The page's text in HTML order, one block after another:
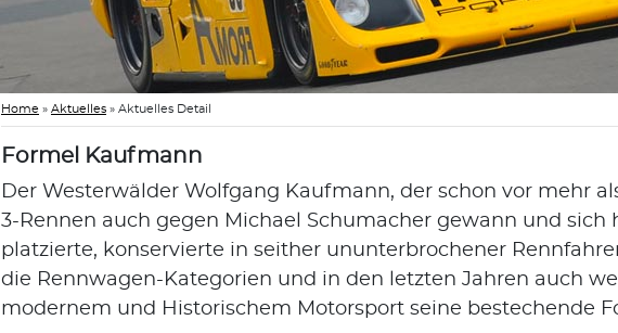
Home » Aktuelles » Aktuelles Detail
Formel Kaufmann
Der Westerwälder Wolfgang Kaufmann, der schon vor mehr
3-Rennen auch gegen Michael Schumacher gewann und sich
platzierte, konservierte in seither ununterbrochener
die Rennwagen-Kategorien und in den letzten Jahren auch
modernem und Historischem Motorsport seine bestechende